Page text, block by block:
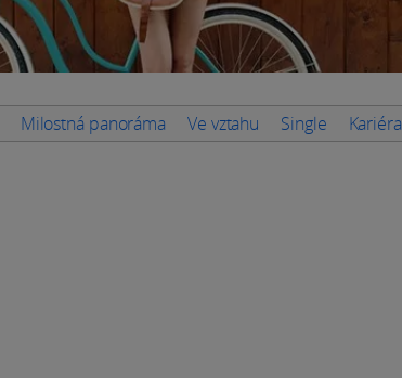
Milostná panoráma Ve vztahu Single